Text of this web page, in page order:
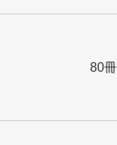
80冊